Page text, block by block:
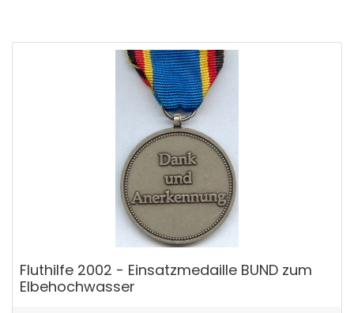
Fluthilfe 2002 - Einsatzmedaille BUND zum
Elbehochwasser